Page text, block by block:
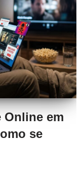
Online em
se